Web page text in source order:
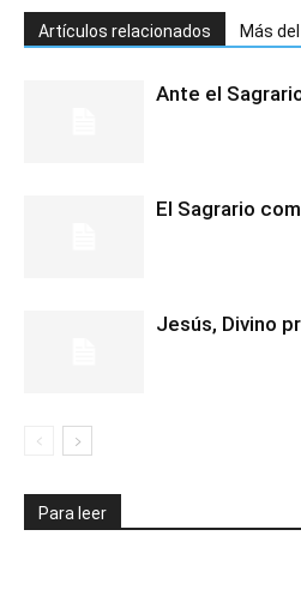
Artículos relacionados Más
Ante el
El Sagrario
Jesús, Divino
Para leer